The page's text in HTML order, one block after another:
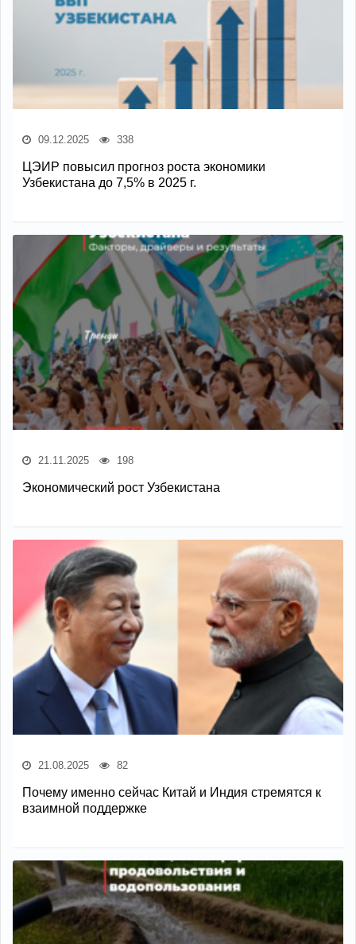
09.12.2025 338
ЦЭИР повысил прогноз роста экономики
Узбекистана до 7,5% в 2025 г.
21.11.2025 198
Экономический рост Узбекистана
21.08.2025 82
Почему именно сейчас Китай и Индия стремятся к
взаимной поддержке